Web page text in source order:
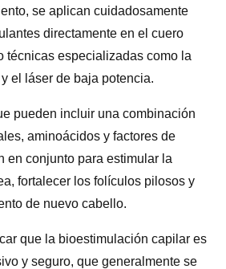
se aplican cuidadosamente
directamente en el cuero
técnicas especializadas como la
el láser de baja potencia.
pueden incluir una combinación
aminoácidos y factores de
en conjunto para estimular la
fortalecer los folículos pilosos y
de nuevo cabello.
que la bioestimulación capilar es
y seguro, que generalmente se